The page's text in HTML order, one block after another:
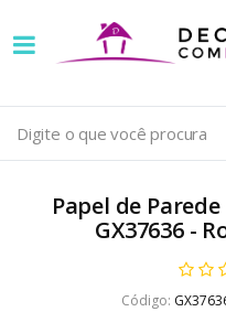
Decore
com
papel
é
pioneira
em
venda
Papel de
GX37636 -
Código: